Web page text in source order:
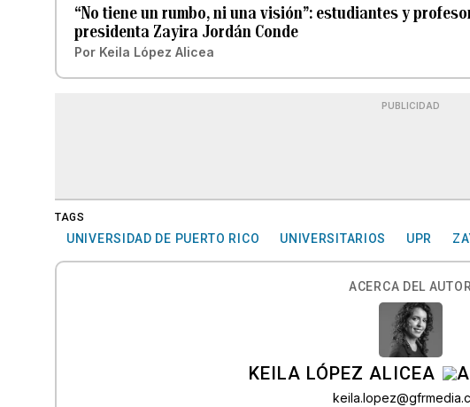
“No tiene un rumbo, ni una visión”: estudiantes y
presidenta Zayira Jordán Conde
Por Keila López Alicea
PUBLICIDAD
TAGS
UNIVERSIDAD DE PUERTO RICO UNIVERSITARIOS UPR
ACERCA DEL AUTOR
KEILA LÓPEZ ALICEA